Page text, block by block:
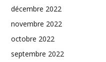
décembre 2022
novembre 2022
octobre 2022
septembre 2022